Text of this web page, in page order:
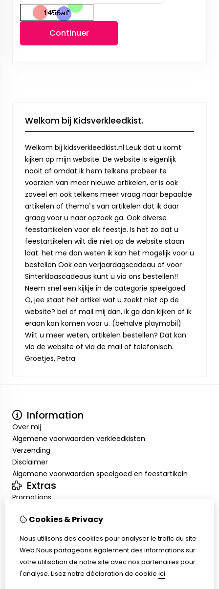
Continuer
Welkom bij Kidsverkleedkist.
Welkom bij kidsverkleedkist.nl Leuk dat u komt
kijken op mijn website. De website is eigenlijk
nooit af omdat ik hem telkens probeer te
voorzien van meer nieuwe artikelen, er is ook
zoveel en ook telkens meer vraag naar bepaalde
artikelen of thema`s van artikelen dat ik daar
graag voor u naar opzoek ga. Ook diverse
feestartikelen voor elk feestje. Is het zo dat u
feestartikelen wilt die niet op de website staan
laat. het me dan weten ik kan het mogelijk voor u
bestellen Ook een verjaardagscadeau of voor
Sinterklaascadeaus kunt u via ons bestellen!!
Neem snel een kijkje in de categorie speelgoed.
O, jee staat het artikel wat u zoekt niet op de
website? bel of mail mij dan, ik ga dan kijken of ik
eraan kan komen voor u. (behalve playmobil)
Wilt u meer weten, artikelen bestellen? Dat kan
via de website of via de mail of telefonisch.
Groetjes, Petra
Information
Over mij
Algemene voorwaarden verkleedkisten
Verzending
Disclaimer
Algemene voorwaarden speelgoed en feestartikeln
Extras
Promotions
Inloggen
Service client
Retour de marchandise
Cookies & Privacy
Nous utilisons des cookies pour analyser le trafic du site
Web.Nous partageons également des informations sur
votre utilisation de notre site avec nos partenaires pour
l'analyse. Lisez notre déclaration de cookie ici